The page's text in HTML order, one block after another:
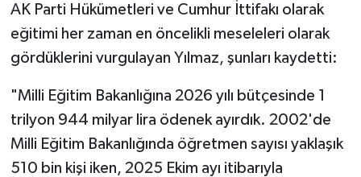
AK Parti Hükümetleri ve Cumhur İttifakı olarak
eğitimi her zaman en öncelikli meseleleri olarak
gördüklerini vurgulayan Yılmaz, şunları kaydetti:
"Milli Eğitim Bakanlığına 2026 yılı bütçesinde 1
trilyon 944 milyar lira ödenek ayırdık. 2002'de
Milli Eğitim Bakanlığında öğretmen sayısı yaklaşık
510 bin kişi iken, 2025 Ekim ayı itibarıyla